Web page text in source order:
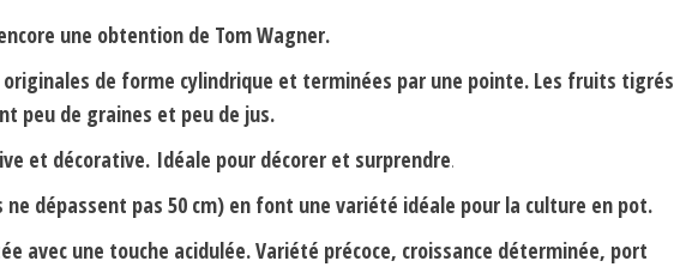
une obtention de Tom Wagner.
de forme cylindrique et terminées par une pointe. Les fruits tigrés
peu de graines et peu de jus.
et décorative. Idéale pour décorer et surprendre.
dépassent pas 50 cm) en font une variété idéale pour la culture en pot.
avec une touche acidulée. Variété précoce, croissance déterminée, port